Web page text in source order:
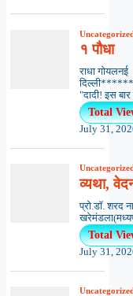
१ पौधा
राधा गोयलनई
"दादी! इस
Total
July 31,
व्यथा,
प्रो.डॉ. शरद
Total
July 31,